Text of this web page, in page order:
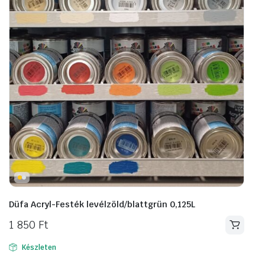
változatok
termékoldalon
választhatók
ki
Düfa Acryl-Festék levélzöld/blattgrün 0,125L
1 850 Ft
Készleten